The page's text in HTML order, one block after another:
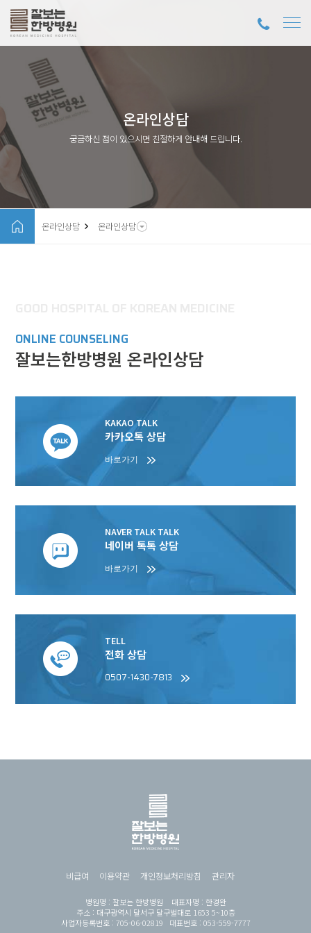
온라인상담
궁금하신 점이 있으시면 친절하게 안내해 드립니다.
온라인상담 온라인상담
ONLINE COUNSELING
잘보는한방병원 온라인상담
KAKAO TALK
카카오톡 상담
바로가기
NAVER TALK TALK
네이버 톡톡 상담
바로가기
TELL
전화 상담
0507-1430-7813
비급여 이용약관 개인정보처리방침 관리자
병원명 : 잘보는 한방병원 대표자명 : 한경완
주소 : 대구광역시 달서구 달구벌대로 1653 5~10층
사업자등록번호 : 705-06-02819 대표번호 : 053-559-7777